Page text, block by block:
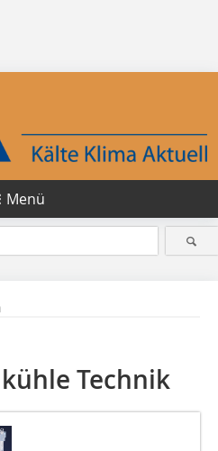
Menü
Technik